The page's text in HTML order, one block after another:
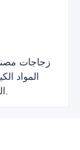
زجاجات
المواد